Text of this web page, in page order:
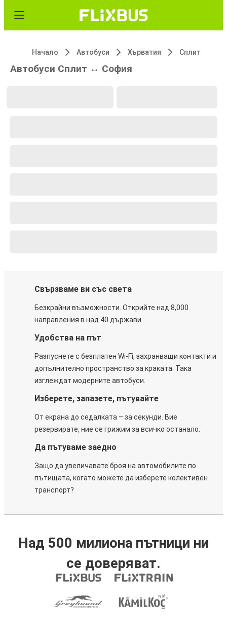
Начало Автобуси Хърватия Сплит
Автобуси Сплит ↔ София
Свързваме ви със света
Безкрайни възможности. Открийте над 8,000
направления в над 40 държави.
Удобства на път
Разпуснете с безплатен Wi-Fi, захранващи контакти и
допълнително пространство за краката. Така
изглеждат модерните автобуси.
Изберете, запазете, пътувайте
От екрана до седалката – за секунди. Вие
резервирате, ние се грижим за всичко останало.
Да пътуваме заедно
Защо да увеличавате броя на автомобилите по
пътищата, когато можете да изберете колективен
транспорт?
Над 500 милиона пътници ни
се доверяват.